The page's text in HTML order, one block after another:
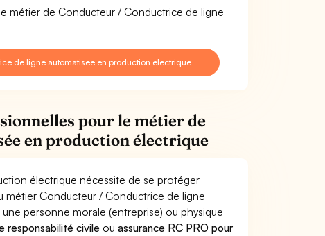
métier de Conducteur / Conductrice de ligne
de ligne automatisée en production électrique
pour le métier de
en production électrique
électrique nécessite de se protéger
métier Conducteur / Conductrice de ligne
personne morale (entreprise) ou physique
responsabilité civile ouassurance RC PRO pour